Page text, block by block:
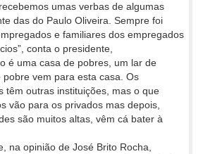
umas verbas de algumas
das do Paulo Oliveira. Sempre foi
e familiares dos empregados
conta o presidente,
é uma casa de pobres, um lar de
pobre vem para esta casa. Os
têm outras instituições, mas o que
vão para os privados mas depois,
são muitos altas, vêm cá bater à
na opinião de José Brito Rocha,